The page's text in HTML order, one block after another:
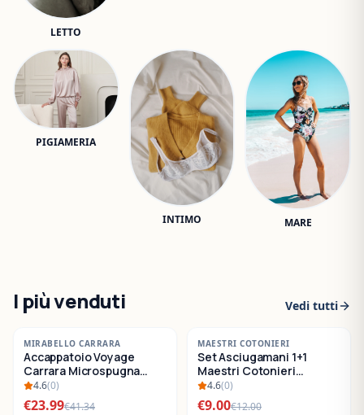
LETTO
PIGIAMERIA
INTIMO MARE
I più venduti Vedi tutti
-42%
SALDI
MIRABELLO CARRARA
Accappatoio Voyage
Carrara Microspugna
Cotone
4.6(0)
€23.99€41.34
-25%
SALDI
MAESTRI COTONIERI
Set Asciugamani 1+1
Maestri Cotonieri
Eternity Spugna di
Cotone
4.6(0)
€9.00€12.00